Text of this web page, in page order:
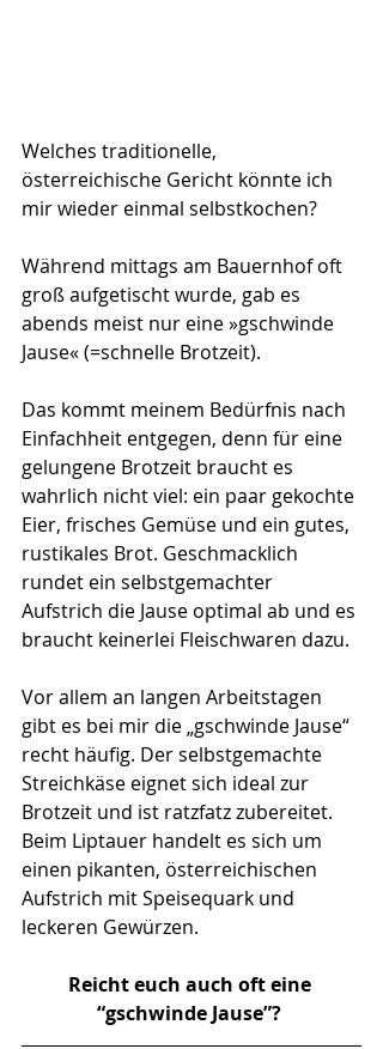
Welches traditionelle,
österreichische Gericht könnte ich
mir wieder einmal selbstkochen?
Während mittags am Bauernhof oft
groß aufgetischt wurde, gab es
abends meist nur eine »gschwinde
Jause« (=schnelle Brotzeit).
Das kommt meinem Bedürfnis nach
Einfachheit entgegen, denn für eine
gelungene Brotzeit braucht es
wahrlich nicht viel: ein paar gekochte
Eier, frisches Gemüse und ein gutes,
rustikales Brot. Geschmacklich
rundet ein selbstgemachter
Aufstrich die Jause optimal ab und es
braucht keinerlei Fleischwaren dazu.
Vor allem an langen Arbeitstagen
gibt es bei mir die „gschwinde Jause“
recht häufig. Der selbstgemachte
Streichkäse eignet sich ideal zur
Brotzeit und ist ratzfatz zubereitet.
Beim Liptauer handelt es sich um
einen pikanten, österreichischen
Aufstrich mit Speisequark und
leckeren Gewürzen.
Reicht euch auch oft eine
“gschwinde Jause”?